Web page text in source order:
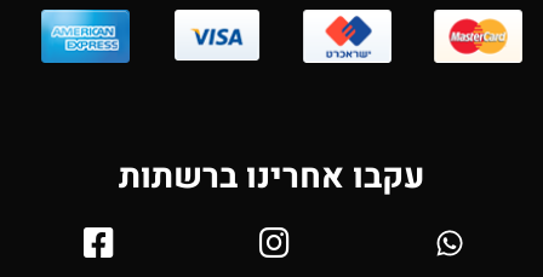
עקבו אחרינו ברשתות